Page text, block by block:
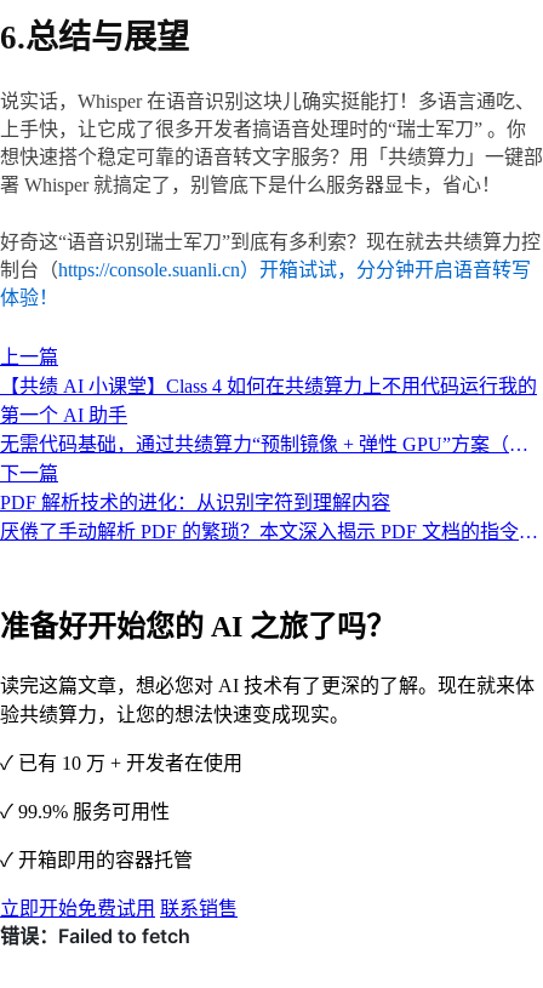
6.总结与展望
说实话，Whisper 在语音识别这块儿确实挺能打！多语言通吃、
上手快，让它成了很多开发者搞语音处理时的“瑞士军刀” 。你
想快速搭个稳定可靠的语音转文字服务？用「共绩算力」一键部
署 Whisper 就搞定了，别管底下是什么服务器显卡，省心！
好奇这“语音识别瑞士军刀”到底有多利索？现在就去共绩算力控
制台（https://console.suanli.cn）开箱试试，分分钟开启语音转写
体验！
上一篇
【共绩 AI 小课堂】Class 4 如何在共绩算力上不用代码运行我的
第一个 AI 助手
无需代码基础，通过共绩算力“预制镜像 + 弹性 GPU”方案（如
Open Web UI + Qwen3 30B），5 步完成自托管大模型部署——
亲手部署专属语言模型，穿透技术迷雾，掌握 AI 时代核心实践
力。
下一篇
PDF 解析技术的进化：从识别字符到理解内容
厌倦了手动解析 PDF 的繁琐？本文深入揭示 PDF 文档的指令集
构化数据的转换奥秘。
准备好开始您的 AI 之旅了吗？
读完这篇文章，想必您对 AI 技术有了更深的了解。现在就来体
验共绩算力，让您的想法快速变成现实。
✓ 已有 10 万 + 开发者在使用
✓ 99.9% 服务可用性
✓ 开箱即用的容器托管
立即开始免费试用 联系销售